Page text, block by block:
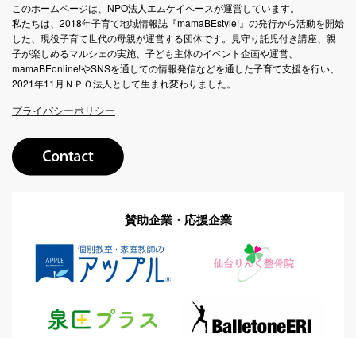
このホームページは、NPO法人エムケイベースが運営しています。
私たちは、2018年子育て地域情報誌『mamaBEstyle!』の発行から活動を開始
した、現役子育て世代の母親が運営する団体です。見守り託児付き講座、親
子が楽しめるマルシェの実施、子ども主体のイベント企画や運営、
mamaBEonline!やSNSを通しての情報発信などを通した子育て支援を行い、
2021年11月ＮＰＯ法人として生まれ変わりました。
プライバシーポリシー
賛助企業・応援企業